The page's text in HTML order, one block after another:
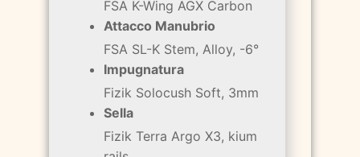
FSA K-Wing AGX Carbon
Attacco Manubrio
FSA SL-K Stem, Alloy, -6°
Impugnatura
Fizik Solocush Soft, 3mm
Sella
Fizik Terra Argo X3, kium